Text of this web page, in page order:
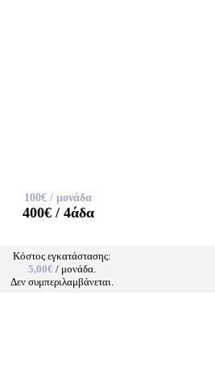
100€ / μονάδα
400€/ 4άδα
Κόστος εγκατάστασης:
5,00€ / μονάδα.
Δεν συμπεριλαμβάνεται.